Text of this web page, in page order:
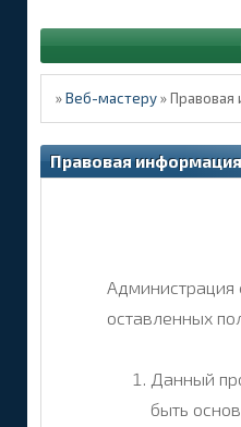
»Веб-мастеру »Правовая
Правовая информация
Администрация
оставленных
Данный
быть